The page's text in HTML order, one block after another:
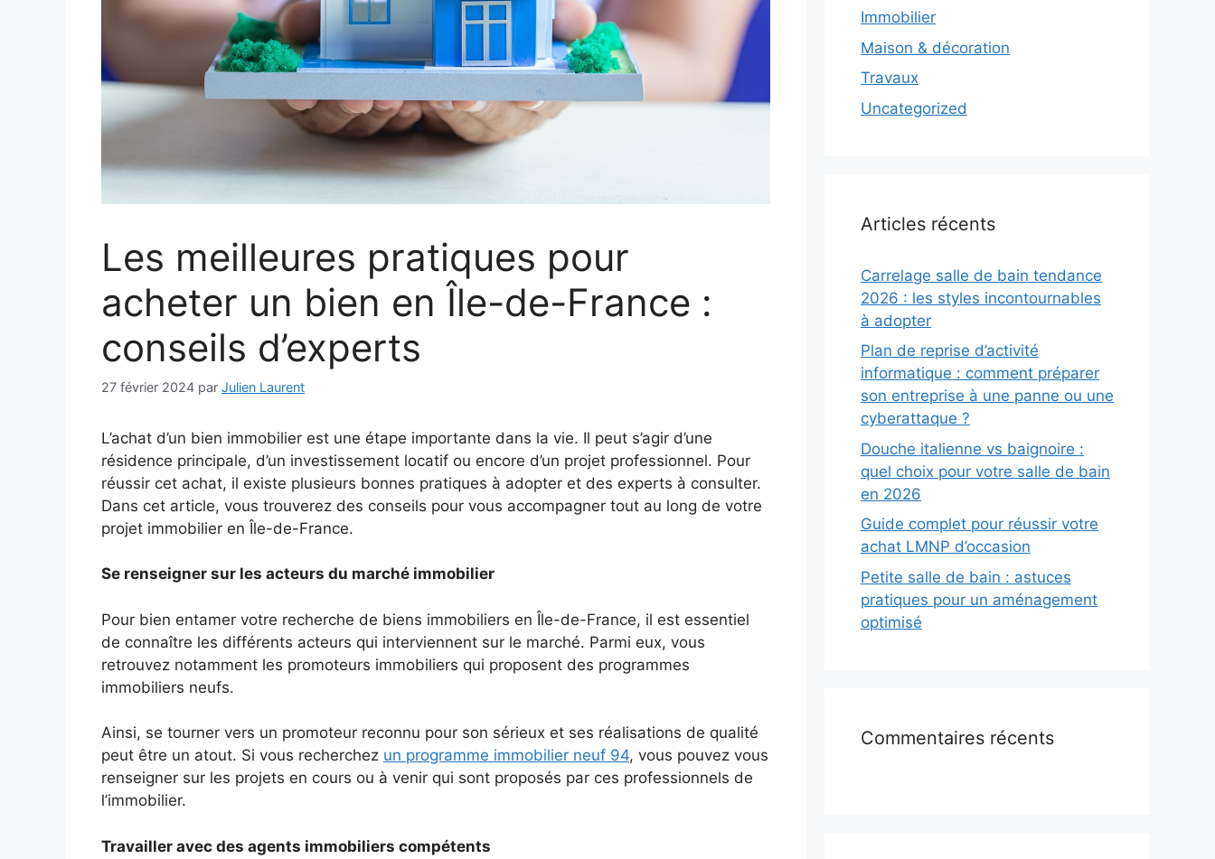
Les meilleures pratiques pour
acheter un bien en Île-de-France :
conseils d’experts
27 février 2024 par Julien Laurent
L’achat d’un bien immobilier est une étape importante dans la vie. Il peut s’agir d’une
résidence principale, d’un investissement locatif ou encore d’un projet professionnel. Pour
réussir cet achat, il existe plusieurs bonnes pratiques à adopter et des experts à consulter.
Dans cet article, vous trouverez des conseils pour vous accompagner tout au long de votre
projet immobilier en Île-de-France.
Se renseigner sur les acteurs du marché immobilier
Pour bien entamer votre recherche de biens immobiliers en Île-de-France, il est essentiel
de connaître les différents acteurs qui interviennent sur le marché. Parmi eux, vous
retrouvez notamment les promoteurs immobiliers qui proposent des programmes
immobiliers neufs.
Ainsi, se tourner vers un promoteur reconnu pour son sérieux et ses réalisations de qualité
peut être un atout. Si vous recherchez un programme immobilier neuf 94, vous pouvez vous
renseigner sur les projets en cours ou à venir qui sont proposés par ces professionnels de
l’immobilier.
Travailler avec des agents immobiliers compétents
Immobilier
Maison & décoration
Travaux
Uncategorized
Articles récents
Carrelage salle de bain tendance
2026 : les styles incontournables
à adopter
Plan de reprise d’activité
informatique : comment préparer
son entreprise à une panne ou une
cyberattaque ?
Douche italienne vs baignoire :
quel choix pour votre salle de bain
en 2026
Guide complet pour réussir votre
achat LMNP d’occasion
Petite salle de bain : astuces
pratiques pour un aménagement
optimisé
Commentaires récents